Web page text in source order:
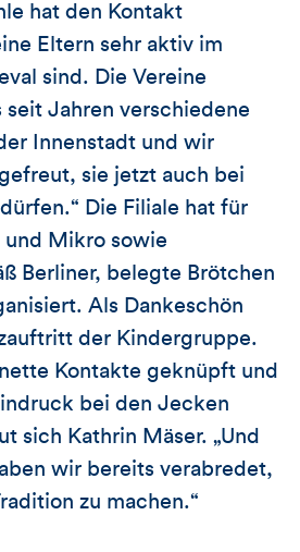
hat den Kontakt
Eltern sehr aktiv im
sind. Die Vereine
seit Jahren verschiedene
Innenstadt und wir
sie jetzt auch bei
Die Filiale hat für
Mikro sowie
Berliner, belegte Brötchen
Als Dankeschön
der Kindergruppe.
Kontakte geknüpft und
bei den Jecken
sich Kathrin Mäser. „Und
wir bereits verabredet,
zu machen.“